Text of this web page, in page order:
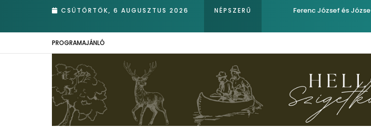
CSÜTÖRTÖK, 6 AUGUSZTUS 2026 NÉPSZERŰ
nádasában – Kiemelkedő hazai eredmények az Európai Madármegfigyelő Ferenc József és József
PROGRAMAJÁNLÓ